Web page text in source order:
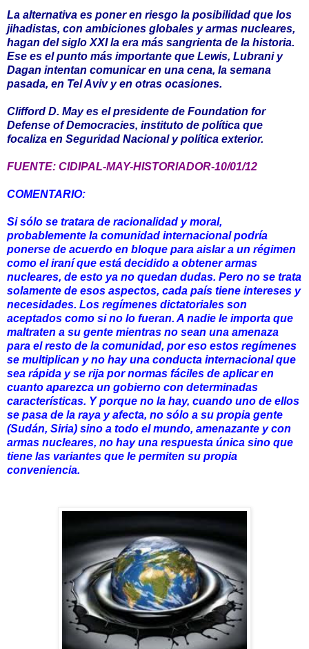
La alternativa es poner en riesgo la posibilidad que los
jihadistas, con ambiciones globales y armas nucleares,
hagan del siglo XXI la era más sangrienta de la historia.
Ese es el punto más importante que Lewis, Lubrani y
Dagan intentan comunicar en una cena, la semana
pasada, en Tel Aviv y en otras ocasiones.
Clifford D. May es el presidente de Foundation for
Defense of Democracies, instituto de política que
focaliza en Seguridad Nacional y política exterior.
FUENTE: CIDIPAL-MAY-HISTORIADOR-10/01/12
COMENTARIO:
Si sólo se tratara de racionalidad y moral,
probablemente la comunidad internacional podría
ponerse de acuerdo en bloque para aislar a un régimen
como el iraní que está decidido a obtener armas
nucleares, de esto ya no quedan dudas. Pero no se trata
solamente de esos aspectos, cada país tiene intereses y
necesidades. Los regímenes dictatoriales son
aceptados como si no lo fueran. A nadie le importa que
maltraten a su gente mientras no sean una amenaza
para el resto de la comunidad, por eso estos regímenes
se multiplican y no hay una conducta internacional que
sea rápida y se rija por normas fáciles de aplicar en
cuanto aparezca un gobierno con determinadas
características. Y porque no la hay, cuando uno de ellos
se pasa de la raya y afecta, no sólo a su propia gente
(Sudán, Siria) sino a todo el mundo, amenazante y con
armas nucleares, no hay una respuesta única sino que
tiene las variantes que le permiten su propia
conveniencia.